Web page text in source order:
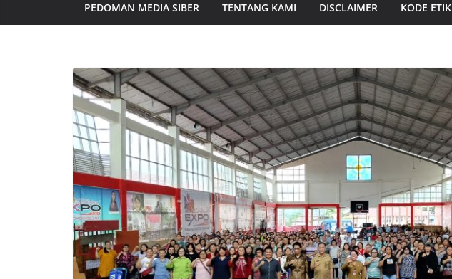
PEDOMAN MEDIA SIBER TENTANG KAMI DISCLAIMER KODE ETIK